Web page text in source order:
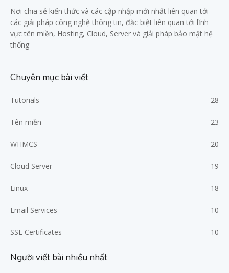
Nơi chia sẻ kiến thức và các cập nhập mới nhất liên quan tới
các giải pháp công nghệ thông tin, đặc biệt liên quan tới lĩnh
vực tên miền, Hosting, Cloud, Server và giải pháp bảo mật hệ
thống
Chuyên mục bài viết
Tutorials 28
Tên miền 23
WHMCS 20
Cloud Server 19
Linux 18
Email Services 10
SSL Certificates 10
Người viết bài nhiều nhất